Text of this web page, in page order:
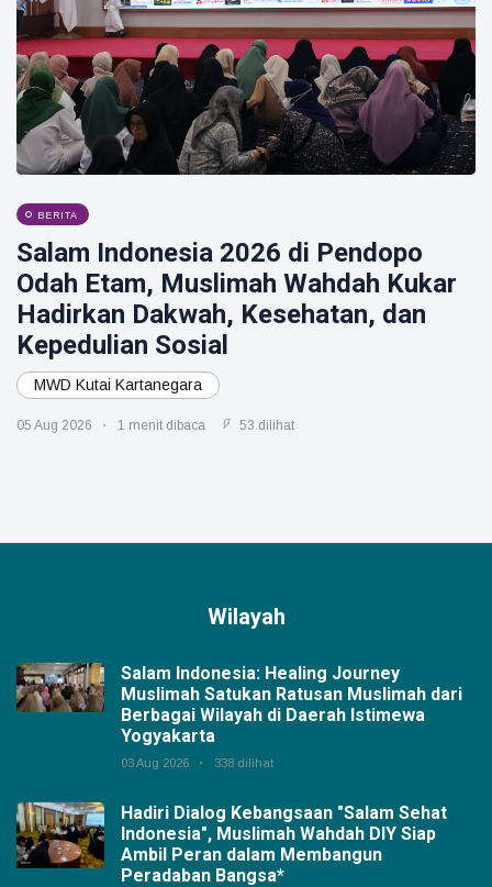
BERITA
Salam Indonesia 2026 di Pendopo
Odah Etam, Muslimah Wahdah Kukar
Hadirkan Dakwah, Kesehatan, dan
Kepedulian Sosial
MWD Kutai Kartanegara
05 Aug 2026 1 menit dibaca 53 dilihat
Wilayah
Salam Indonesia: Healing Journey
Muslimah Satukan Ratusan Muslimah dari
Berbagai Wilayah di Daerah Istimewa
Yogyakarta
03 Aug 2026 338 dilihat
Hadiri Dialog Kebangsaan "Salam Sehat
Indonesia", Muslimah Wahdah DIY Siap
Ambil Peran dalam Membangun
Peradaban Bangsa*